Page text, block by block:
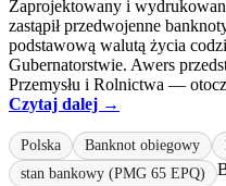
Zaprojektowany i
zastąpił przedwojenne
podstawową walutą życia
Gubernatorstwie. Awers
Przemysłu i Rolnictwa —
Czytaj dalej →
Polska Banknot obiegowy
stan bankowy (PMG 65 EPQ)